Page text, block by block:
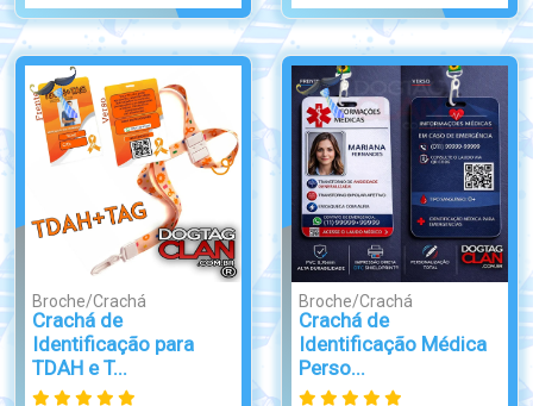
Broche/Crachá
Crachá de
Identificação para
TDAH e T...
Broche/Crachá
Crachá de
Identificação Médica
Perso...